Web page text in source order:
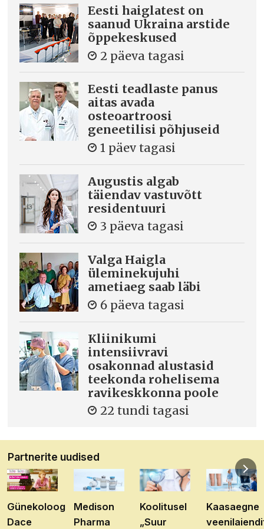
Eesti haiglatest on
saanud Ukraina arstide
õppekeskused
2 päeva tagasi
Eesti teadlaste panus
aitas avada
osteoartroosi
geneetilisi põhjuseid
1 päev tagasi
Augustis algab
täiendav vastuvõtt
residentuuri
3 päeva tagasi
Valga Haigla
üleminekujuhi
ametiaeg saab läbi
6 päeva tagasi
Kliinikumi
intensiivravi
osakonnad alustasid
teekonda rohelisema
ravikeskkonna poole
22 tundi tagasi
Partnerite uudised
Günekoloog
Dace
Medison
Pharma
Koolitusel
„Suur
Kaasaegne